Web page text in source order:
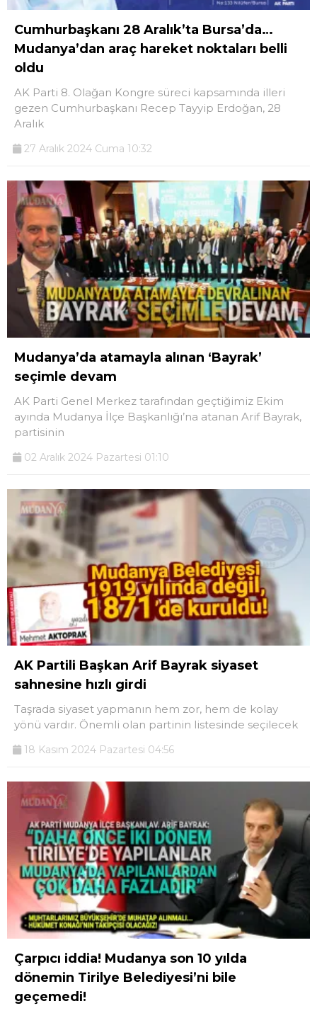
Cumhurbaşkanı 28 Aralık’ta Bursa’da…
Mudanya’dan araç hareket noktaları belli
oldu
AK Parti 8. Olağan Kongre süreci kapsamında illeri
gezen Cumhurbaşkanı Recep Tayyip Erdoğan, 28
Aralık
27 Aralık 2024 Cuma 10:32
Mudanya’da atamayla alınan ‘Bayrak’
seçimle devam
AK Parti Genel Merkez tarafından geçtiğimiz Ekim
ayında Mudanya İlçe Başkanlığı’na atanan Arif Bayrak,
partisinin
02 Aralık 2024 Pazartesi 01:10
AK Partili Başkan Arif Bayrak siyaset
sahnesine hızlı girdi
Taşrada siyaset yapmanın hem zor, hem de kolay
yönü vardır. Önemli olan partinin listesinde seçilecek
18 Kasım 2024 Pazartesi 04:56
Çarpıcı iddia! Mudanya son 10 yılda
dönemin Tirilye Belediyesi’ni bile
geçemedi!